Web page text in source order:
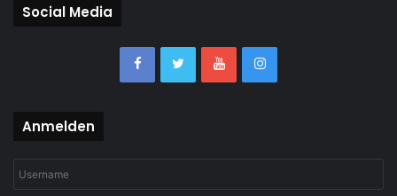
Social Media
Anmelden